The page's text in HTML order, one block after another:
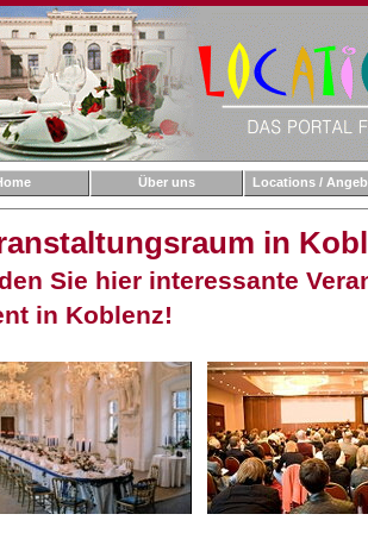
Über uns Locations /
in
Sie hier interessante
in Koblenz!